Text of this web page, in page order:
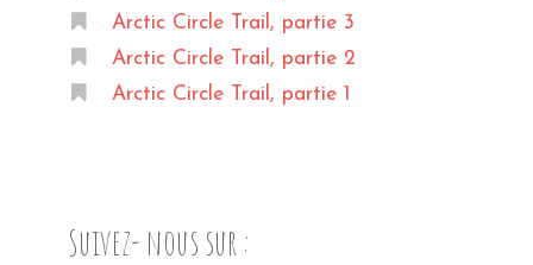
Arctic Circle Trail, partie 3
Arctic Circle Trail, partie 2
Arctic Circle Trail, partie 1
Suivez- nous sur :